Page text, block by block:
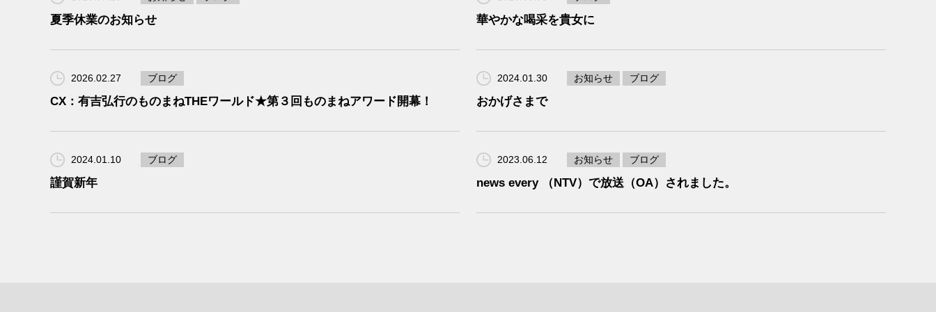
夏季休業のお知らせ 華やかな喝采を貴女に
2026.02.27 ブログ
CX：有吉弘行のものまねTHEワールド★第３回ものまねアワード開幕！
2024.01.30 お知らせ ブログ
おかげさまで
2024.01.10 ブログ
謹賀新年
2023.06.12 お知らせ ブログ
news every （NTV）で放送（OA）されました。